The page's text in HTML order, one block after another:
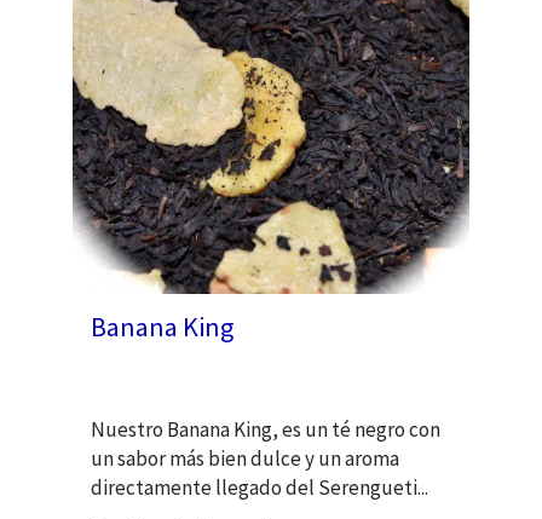
Banana King
Nuestro Banana King, es un té negro con
un sabor más bien dulce y un aroma
directamente llegado del Serengueti...